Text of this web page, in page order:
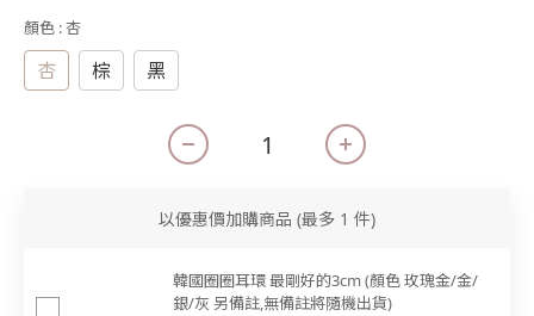
顏色 : 杏
杏 棕 黑
以優惠價加購商品 (最多 1 件)
韓國圈圈耳環 最剛好的3cm (顏色 玫瑰金/金/
銀/灰 另備註,無備註將隨機出貨)